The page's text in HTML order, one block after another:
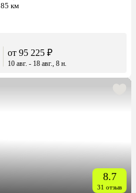
85 км
от 95 225 ₽
10 авг. - 18 авг., 8 н.
8.7
31 отзыв